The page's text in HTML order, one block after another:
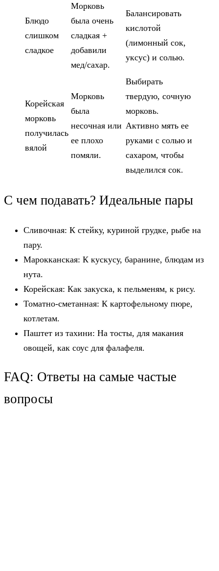
Блюдо
слишком
сладкое
Морковь
была очень
сладкая +
добавили
мед/сахар.
Балансировать
кислотой
(лимонный сок,
уксус) и солью.
Корейская
морковь
получилась
вялой
Морковь
была
несочная или
ее плохо
помяли.
Выбирать
твердую, сочную
морковь.
Активно мять ее
руками с солью и
сахаром, чтобы
выделился сок.
С чем подавать? Идеальные пары
Сливочная: К стейку, куриной грудке, рыбе на
пару.
Марокканская: К кускусу, баранине, блюдам из
нута.
Корейская: Как закуска, к пельменям, к рису.
Томатно-сметанная: К картофельному пюре,
котлетам.
Паштет из тахини: На тосты, для макания
овощей, как соус для фалафеля.
FAQ: Ответы на самые частые
вопросы